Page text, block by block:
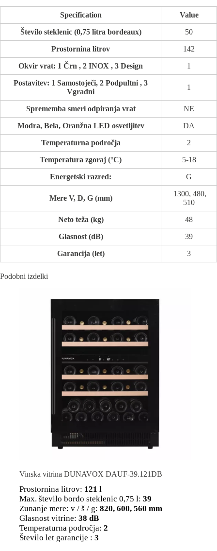
Specification Value
Število steklenic (0,75 litra bordeaux) 50
Prostornina litrov 142
Okvir vrat: 1 Črn , 2 INOX , 3 Design 1
Postavitev: 1 Samostoječi, 2 Podpultni , 3
Vgradni
1
Sprememba smeri odpiranja vrat NE
Modra, Bela, Oranžna LED osvetljitev DA
Temperaturna področja 2
Temperatura zgoraj (°C) 5-18
Energetski razred: G
Mere V, D, G (mm)
1300, 480,
510
Neto teža (kg) 48
Glasnost (dB) 39
Garancija (let) 3
Podobni izdelki
Vinska vitrina DUNAVOX DAUF-39.121DB
Prostornina litrov: 121 l
Max. število bordo steklenic 0,75 l: 39
Zunanje mere: v / š / g: 820, 600, 560 mm
Glasnost vitrine: 38 dB
Temperaturna področja: 2
Število let garancije : 3